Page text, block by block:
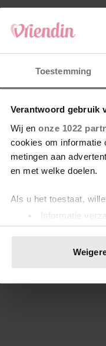
Toestemming
Verantwoord gebruik
Wij en onze 1022
cookies om informatie
metingen aan
en met welke doelen.
Als u het toestaat,
Informatie
Uw apparaat
toestemming op elk
We gebruiken
media, adverteren en
verstrekt of die ze